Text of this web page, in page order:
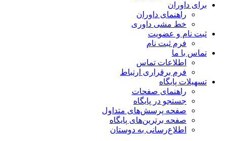
برای داوران
راهنمای داوران
خط مشی داوری
ثبت نام و عضویت
فرم ثبت نام
تماس با ما
اطلاعات تماس
فرم برقراری ارتباط
تسهیلات پایگاه
راهنمای صفحات
جستجو در پایگاه
صفحه پرسش‌های متداول
صفحه برترین‌های پایگاه
اطلاع‌رسانی به دوستان